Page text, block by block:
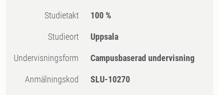
Studietakt 100 %
Studieort Uppsala
Undervisningsform Campusbaserad undervisning
Anmälningskod SLU-10270